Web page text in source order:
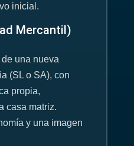
inicial.
Mercantil)
de una nueva
(SL o SA), con
propia,
casa matriz.
y una imagen